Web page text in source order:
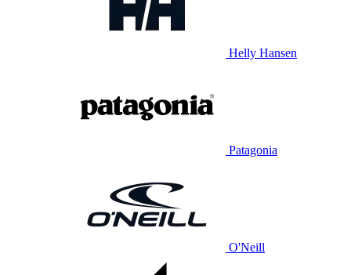
Helly Hansen
Patagonia
O'Neill